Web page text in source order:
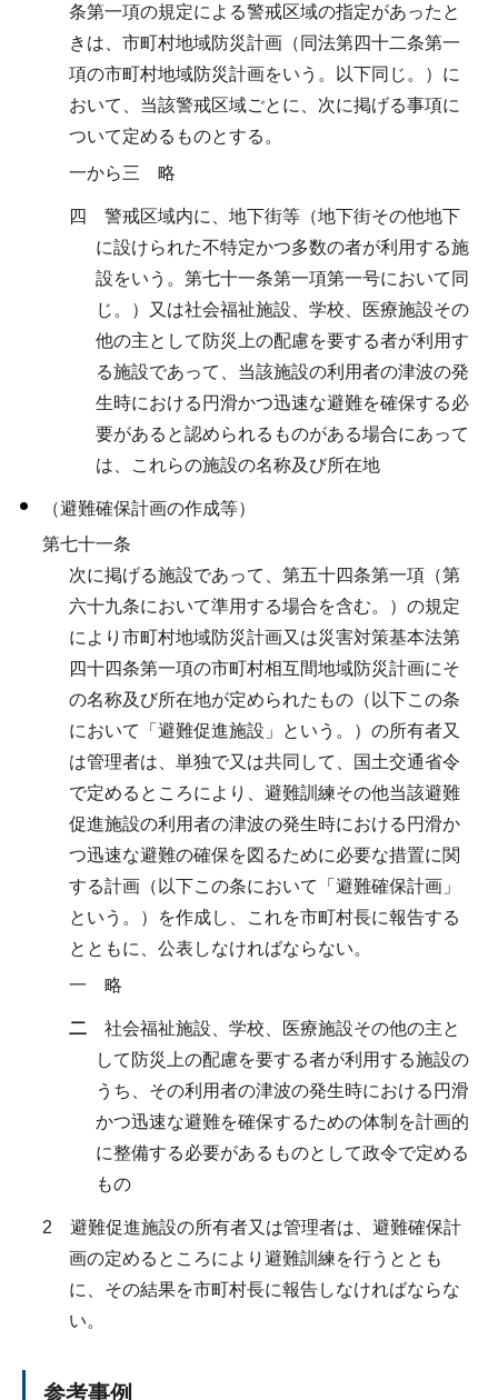
条第一項の規定による警戒区域の指定があったと
きは、市町村地域防災計画（同法第四十二条第一
項の市町村地域防災計画をいう。以下同じ。）に
おいて、当該警戒区域ごとに、次に掲げる事項に
ついて定めるものとする。
一から三 略
四 警戒区域内に、地下街等（地下街その他地下
に設けられた不特定かつ多数の者が利用する施
設をいう。第七十一条第一項第一号において同
じ。）又は社会福祉施設、学校、医療施設その
他の主として防災上の配慮を要する者が利用す
る施設であって、当該施設の利用者の津波の発
生時における円滑かつ迅速な避難を確保する必
要があると認められるものがある場合にあって
は、これらの施設の名称及び所在地
（避難確保計画の作成等）
第七十一条
次に掲げる施設であって、第五十四条第一項（第
六十九条において準用する場合を含む。）の規定
により市町村地域防災計画又は災害対策基本法第
四十四条第一項の市町村相互間地域防災計画にそ
の名称及び所在地が定められたもの（以下この条
において「避難促進施設」という。）の所有者又
は管理者は、単独で又は共同して、国土交通省令
で定めるところにより、避難訓練その他当該避難
促進施設の利用者の津波の発生時における円滑か
つ迅速な避難の確保を図るために必要な措置に関
する計画（以下この条において「避難確保計画」
という。）を作成し、これを市町村長に報告する
とともに、公表しなければならない。
一 略
二 社会福祉施設、学校、医療施設その他の主と
して防災上の配慮を要する者が利用する施設の
うち、その利用者の津波の発生時における円滑
かつ迅速な避難を確保するための体制を計画的
に整備する必要があるものとして政令で定める
もの
2 避難促進施設の所有者又は管理者は、避難確保計
画の定めるところにより避難訓練を行うととも
に、その結果を市町村長に報告しなければならな
い。
参考事例